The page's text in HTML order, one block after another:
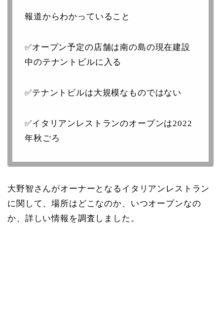
報道からわかっていること
✅オープン予定の店舗は南の島の現在建設
中のテナントビルに入る
✅テナントビルは大規模なものではない
✅イタリアンレストランのオープンは2022
年秋ごろ
大野智さんがオーナーとなるイタリアンレストラン
に関して、場所はどこなのか、いつオープンなの
か、詳しい情報を調査しました。